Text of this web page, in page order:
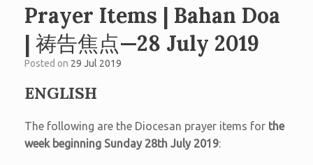
Prayer Items | Bahan Doa
| 祷告焦点—28 July 2019
Posted on 29 Jul 2019
ENGLISH
The following are the Diocesan prayer items for the
week beginning Sunday 28th July 2019: